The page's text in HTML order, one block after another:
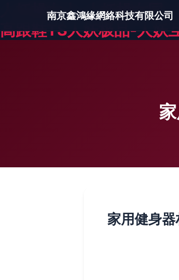
人妖操女人-人妖操女同
高跟鞋TS人妖极品-人妖
南京鑫鴻緣網絡科技有限公司
家用健身